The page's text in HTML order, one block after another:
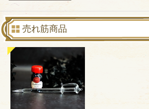
売れ筋商品